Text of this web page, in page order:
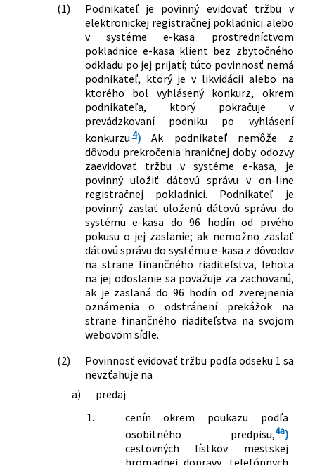
(1)
Podnikateľ je povinný evidovať tržbu v
elektronickej registračnej pokladnici alebo
v systéme e-kasa prostredníctvom
pokladnice e-kasa klient bez zbytočného
odkladu po jej prijatí; túto povinnosť nemá
podnikateľ, ktorý je v likvidácii alebo na
ktorého bol vyhlásený konkurz, okrem
podnikateľa, ktorý pokračuje v
prevádzkovaní podniku po vyhlásení
konkurzu.4)Ak podnikateľ nemôže z
dôvodu prekročenia hraničnej doby odozvy
zaevidovať tržbu v systéme e-kasa, je
povinný uložiť dátovú správu v on-line
registračnej pokladnici. Podnikateľ je
povinný zaslať uloženú dátovú správu do
systému e-kasa do 96 hodín od prvého
pokusu o jej zaslanie; ak nemožno zaslať
dátovú správu do systému e-kasa z dôvodov
na strane finančného riaditeľstva, lehota
na jej odoslanie sa považuje za zachovanú,
ak je zaslaná do 96 hodín od zverejnenia
oznámenia o odstránení prekážok na
strane finančného riaditeľstva na svojom
webovom sídle.
(2)
Povinnosť evidovať tržbu podľa odseku 1 sa
nevzťahuje na
a)
predaj
1.
cenín okrem poukazu podľa
osobitného predpisu,4a)
cestovných lístkov mestskej